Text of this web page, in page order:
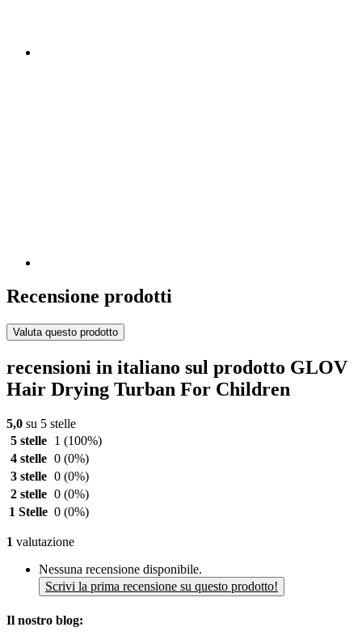
Recensione prodotti
Valuta questo prodotto
recensioni in italiano sul prodotto GLOV
Hair Drying Turban For Children
5,0 su 5 stelle
5 stelle
1 (100%)
4 stelle 0 (0%)
3 stelle 0 (0%)
2 stelle 0 (0%)
1 Stelle 0 (0%)
1 valutazione
Nessuna recensione disponibile.
Scrivi la prima recensione su questo prodotto!
Il nostro blog: